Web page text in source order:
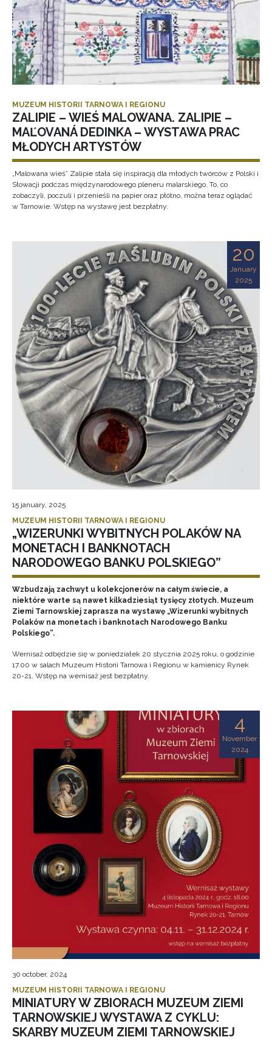
MUZEUM HISTORII TARNOWA I REGIONU
ZALIPIE – WIEŚ MALOWANA. ZALIPIE –
MAĽOVANÁ DEDINKA – WYSTAWA PRAC
MŁODYCH ARTYSTÓW
„Malowana wieś” Zalipie stała się inspiracją dla młodych twórców z Polski i
Słowacji podczas międzynarodowego pleneru malarskiego. To, co
zobaczyli, poczuli i przenieśli na papier oraz płótno, można teraz oglądać
w Tarnowie. Wstęp na wystawę jest bezpłatny.
20
January
2025
15 january, 2025
MUZEUM HISTORII TARNOWA I REGIONU
„WIZERUNKI WYBITNYCH POLAKÓW NA
MONETACH I BANKNOTACH
NARODOWEGO BANKU POLSKIEGO”
Wzbudzają zachwyt u kolekcjonerów na całym świecie, a
niektóre warte są nawet kilkadziesiąt tysięcy złotych. Muzeum
Ziemi Tarnowskiej zaprasza na wystawę „Wizerunki wybitnych
Polaków na monetach i banknotach Narodowego Banku
Polskiego”.
Wernisaż odbędzie się w poniedziałek 20 stycznia 2025 roku, o godzinie
17.00 w salach Muzeum Historii Tarnowa i Regionu w kamienicy Rynek
20-21. Wstęp na wernisaż jest bezpłatny.
4
November
2024
30 october, 2024
MUZEUM HISTORII TARNOWA I REGIONU
MINIATURY W ZBIORACH MUZEUM ZIEMI
TARNOWSKIEJ WYSTAWA Z CYKLU:
SKARBY MUZEUM ZIEMI TARNOWSKIEJ